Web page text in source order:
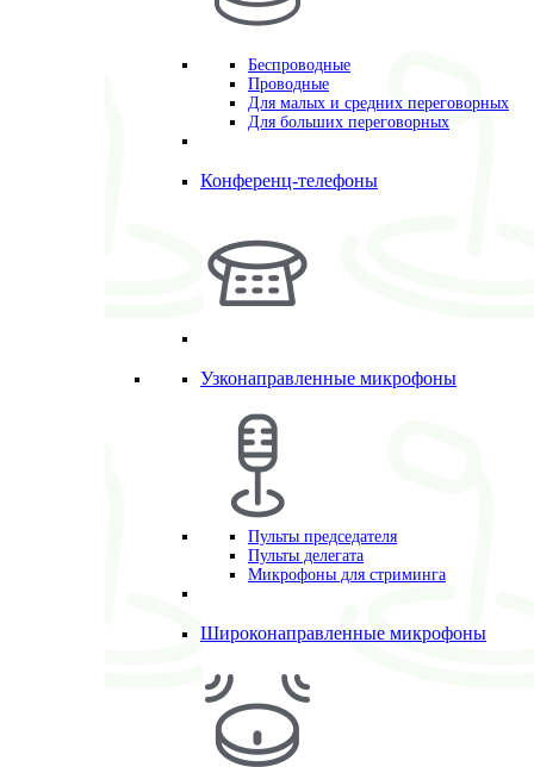
Беспроводные
Проводные
Для малых и средних переговорных
Для больших переговорных
Конференц-телефоны
Узконаправленные микрофоны
Пульты председателя
Пульты делегата
Микрофоны для стриминга
Широконаправленные микрофоны